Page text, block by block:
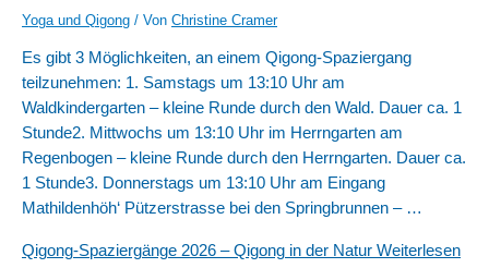
Yoga und Qigong / Von Christine Cramer
Es gibt 3 Möglichkeiten, an einem Qigong-Spaziergang
teilzunehmen: 1. Samstags um 13:10 Uhr am
Waldkindergarten – kleine Runde durch den Wald. Dauer ca. 1
Stunde2. Mittwochs um 13:10 Uhr im Herrngarten am
Regenbogen – kleine Runde durch den Herrngarten. Dauer ca.
1 Stunde3. Donnerstags um 13:10 Uhr am Eingang
Mathildenhöh‘ Pützerstrasse bei den Springbrunnen – …
Qigong-Spaziergänge 2026 – Qigong in der Natur Weiterlesen